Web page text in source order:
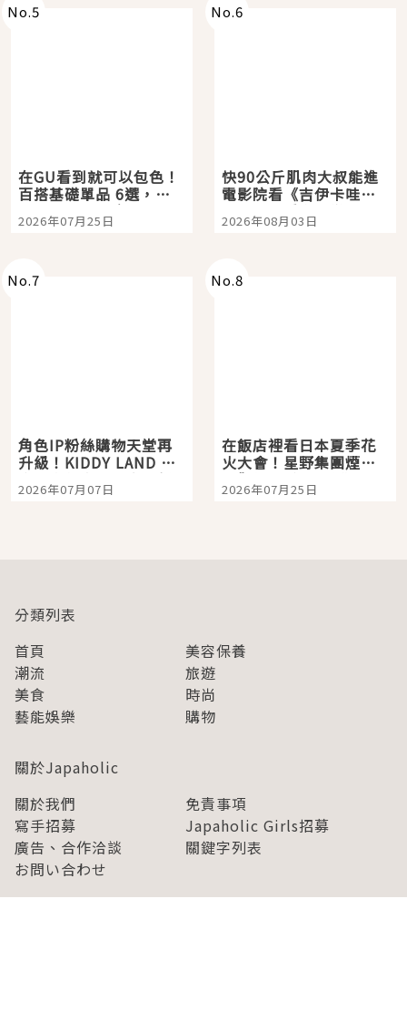
No.5
在GU看到就可以包色！
百搭基礎單品 6選，閉
眼全收也不心疼
2026年07月25日
No.6
快90公斤肌肉大叔能進
電影院看《吉伊卡哇》
嗎？日本重金屬樂團
「打首」會長與nagano
2026年08月03日
No.7
角色IP粉絲購物天堂再
升級！KIDDY LAND 原
宿店吉伊卡哇迎客，新
開幕 OMOKADO 店3分
2026年07月07日
No.8
在飯店裡看日本夏季花
火大會！星野集團煙火
景觀飯店6選，讓你不用
人擠人悠閒欣賞
2026年07月25日
分類列表
首頁
美容保養
潮流
旅遊
美食
時尚
藝能娛樂
購物
關於Japaholic
關於我們
免責事項
寫手招募
Japaholic Girls招募
廣告、合作洽談
關鍵字列表
お問い合わせ